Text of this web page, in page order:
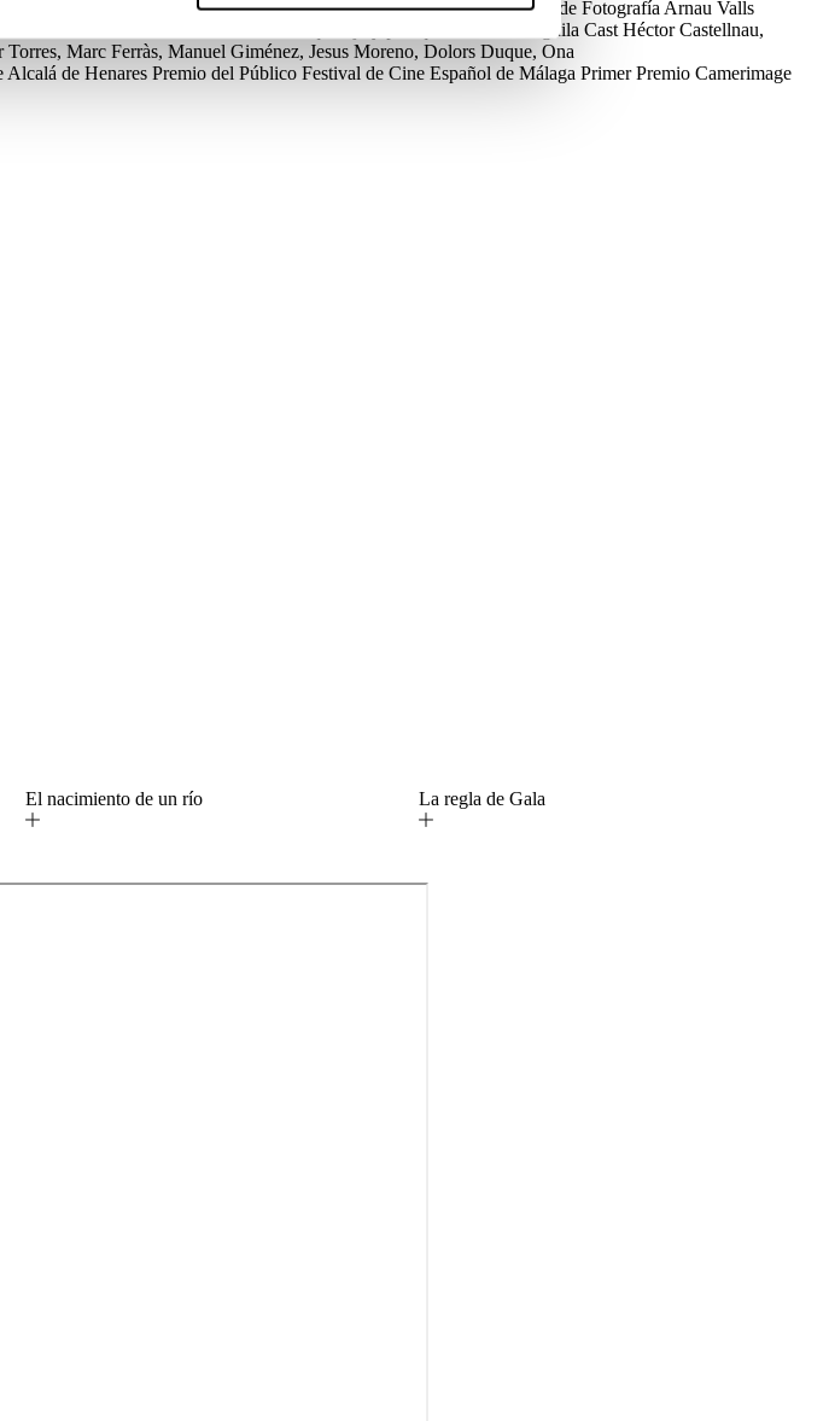
Dirección de ProducciónRoger Sagues, Martí Moreu Dirección de Fotografía Arnau Valls
Jacobo Aguila Cast Héctor Castellnau,
Marc Ferràs, Manuel Giménez, Jesus Moreno, Dolors Duque, Ona
Alcalá de Henares Premio del Público Festival de Cine Español de Málaga Primer Premio Camerimage
El nacimiento de un río La regla de Gala